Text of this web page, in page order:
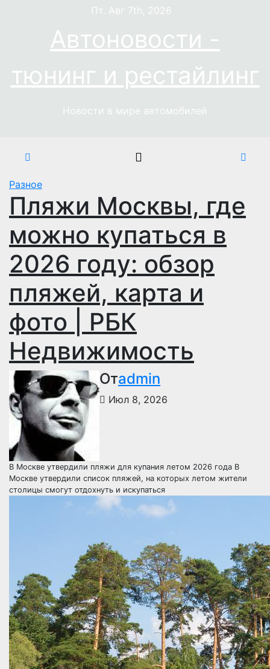
содержимому
Пт. Авг 7th, 2026
Автоновости -
тюнинг и рестайлинг
Новости в мире автомобилей
Разное
Пляжи Москвы, где
можно купаться в
2026 году: обзор
пляжей, карта и
фото | РБК
Недвижимость
Отadmin
Июл 8, 2026
В Москве утвердили пляжи для купания летом 2026 года В
Москве утвердили список пляжей, на которых летом жители
столицы смогут отдохнуть и искупаться